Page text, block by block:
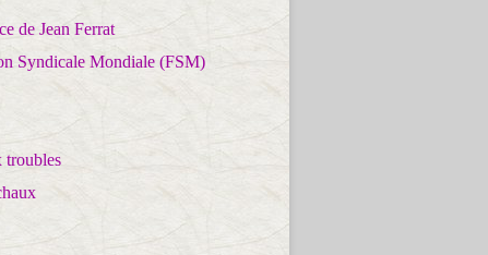
de Jean Ferrat
Syndicale Mondiale (FSM)
troubles